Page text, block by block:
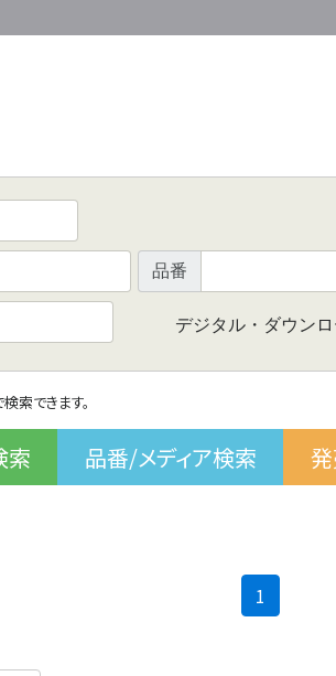
品番
デジタル・ダウン
索できます。
索 品番/メディア検索
1